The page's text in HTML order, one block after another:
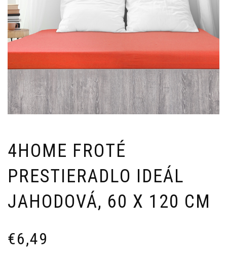
4HOME FROTÉ
PRESTIERADLO IDEÁL
JAHODOVÁ, 60 X 120 CM
€6,49